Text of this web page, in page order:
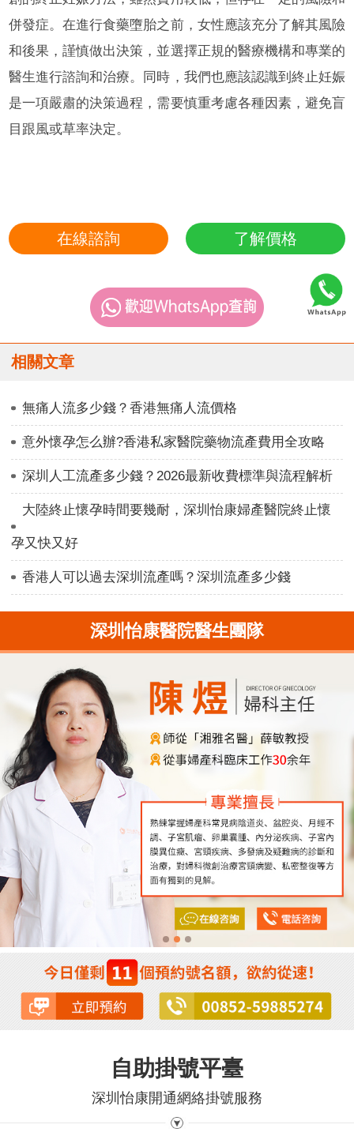
併發症。在進行食藥墮胎之前，女性應該充分了解其風險
和後果，謹慎做出決策，並選擇正規的醫療機構和專業的
醫生進行諮詢和治療。同時，我們也應該認識到終止妊娠
是一項嚴肅的決策過程，需要慎重考慮各種因素，避免盲
目跟風或草率決定。
在線諮詢 了解價格
相關文章
無痛人流多少錢？香港無痛人流價格
意外懷孕怎么辦?香港私家醫院藥物流產費用全攻略
深圳人工流產多少錢？2026最新收費標準與流程解析
大陸終止懷孕時間要幾耐，深圳怡康婦產醫院終止懷
孕又快又好
香港人可以過去深圳流產嗎？深圳流產多少錢
深圳怡康醫院醫生團隊
自助掛號平臺
深圳怡康開通網絡掛號服務